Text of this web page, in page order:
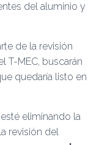
del aluminio y
de la revisión
T-MEC, buscarán
quedaría listo en
eliminando la
revisión del